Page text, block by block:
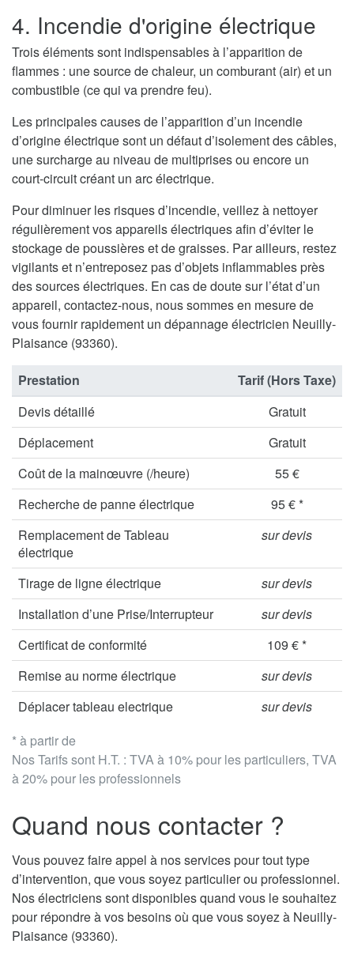
4. Incendie d'origine électrique
Trois éléments sont indispensables à l’apparition de
flammes : une source de chaleur, un comburant (air) et un
combustible (ce qui va prendre feu).
Les principales causes de l’apparition d’un incendie
d’origine électrique sont un défaut d’isolement des câbles,
une surcharge au niveau de multiprises ou encore un
court-circuit créant un arc électrique.
Pour diminuer les risques d’incendie, veillez à nettoyer
régulièrement vos appareils électriques afin d’éviter le
stockage de poussières et de graisses. Par ailleurs, restez
vigilants et n’entreposez pas d’objets inflammables près
des sources électriques. En cas de doute sur l’état d’un
appareil, contactez-nous, nous sommes en mesure de
vous fournir rapidement un dépannage électricien Neuilly-
Plaisance (93360).
* à partir de
Nos Tarifs sont H.T. : TVA à 10% pour les particuliers, TVA
à 20% pour les professionnels
Prestation
Tarif (Hors Taxe)
Devis détaillé
Gratuit
Déplacement
Gratuit
Coût de la mainœuvre (/heure)
55 €
Recherche de panne électrique
95 € *
Remplacement de Tableau
électrique
sur devis
Tirage de ligne électrique
sur devis
Installation d’une Prise/Interrupteur
sur devis
Certificat de conformité
109 € *
Remise au norme électrique
sur devis
Déplacer tableau electrique
sur devis
Quand nous contacter ?
Vous pouvez faire appel à nos services pour tout type
d’intervention, que vous soyez particulier ou professionnel.
Nos électriciens sont disponibles quand vous le souhaitez
pour répondre à vos besoins où que vous soyez à Neuilly-
Plaisance (93360).